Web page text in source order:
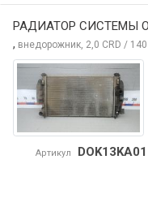
РАДИАТОР СИСТЕМЫ
, внедорожник, 2,0 CRD /
Артикул DOK13KA01